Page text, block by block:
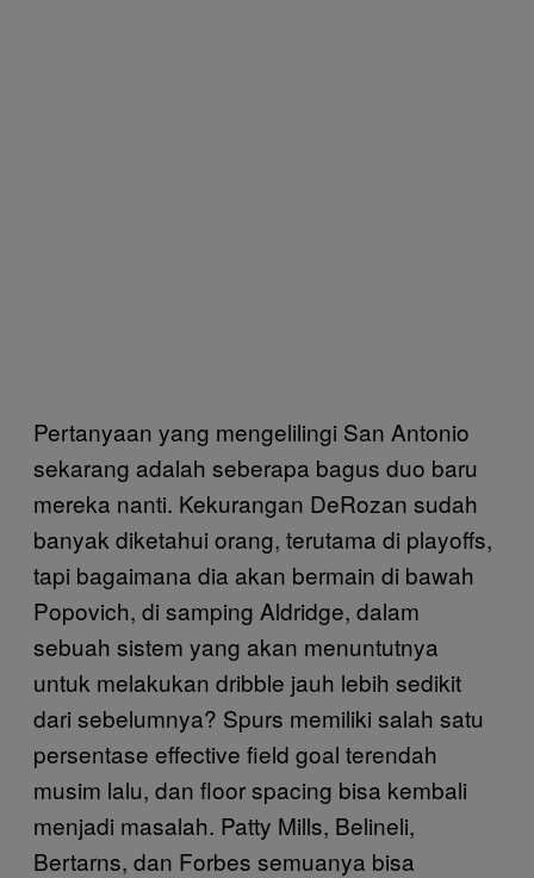
Pertanyaan yang mengelilingi San Antonio
sekarang adalah seberapa bagus duo baru
mereka nanti. Kekurangan DeRozan sudah
banyak diketahui orang, terutama di playoffs,
tapi bagaimana dia akan bermain di bawah
Popovich, di samping Aldridge, dalam
sebuah sistem yang akan menuntutnya
untuk melakukan dribble jauh lebih sedikit
dari sebelumnya? Spurs memiliki salah satu
persentase effective field goal terendah
musim lalu, dan floor spacing bisa kembali
menjadi masalah. Patty Mills, Belineli,
Bertarns, dan Forbes semuanya bisa